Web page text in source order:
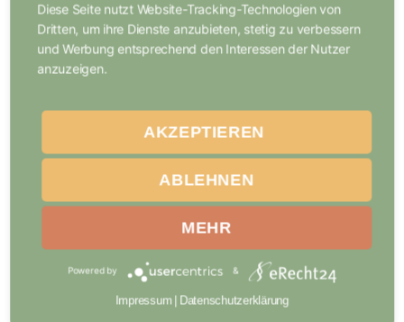
Diese Seite nutzt Website-Tracking-Technologien von
Dritten, um ihre Dienste anzubieten, stetig zu verbessern
und Werbung entsprechend den Interessen der Nutzer
anzuzeigen.
AKZEPTIEREN
ABLEHNEN
MEHR
Powered by &
Impressum | Datenschutzerklärung